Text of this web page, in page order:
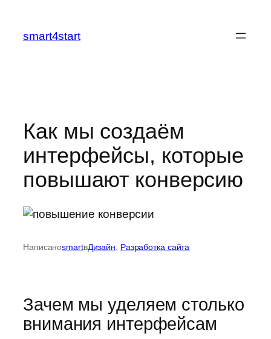
содержимому
smart4start
Как мы создаём
интерфейсы, которые
повышают конверсию
НаписаноsmartвДизайн Разработка сайта
Зачем мы уделяем столько
внимания интерфейсам